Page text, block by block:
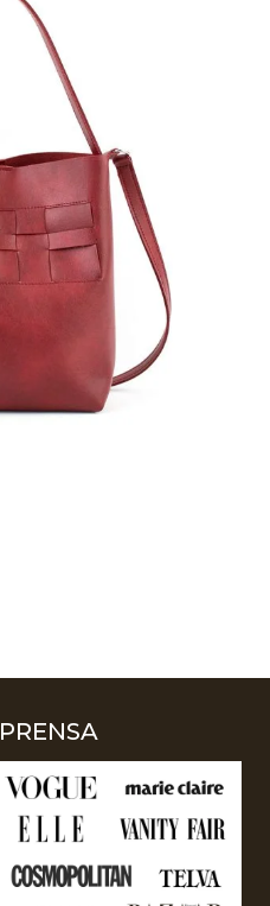
PRENSA